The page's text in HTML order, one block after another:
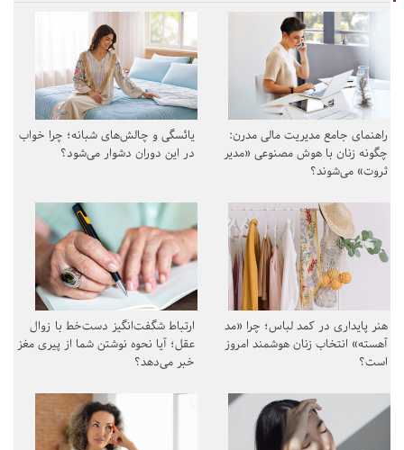
راهنمای جامع مدیریت مالی مدرن:
چگونه زنان با هوش مصنوعی «مدیر
ثروت» می‌شوند؟
یائسگی و چالش‌های شبانه؛ چرا خواب
در این دوران دشوار می‌شود؟
هنر پایداری در کمد لباس؛ چرا «مد
آهسته» انتخاب زنان هوشمند امروز
است؟
ارتباط شگفت‌انگیز دست‌خط با زوال
عقل؛ آیا نحوه نوشتن شما از پیری مغز
خبر می‌دهد؟